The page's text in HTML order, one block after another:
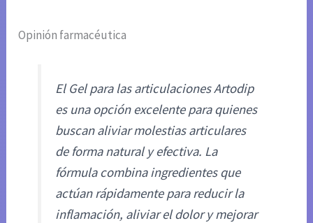
Opinión farmacéutica
El Gel para las articulaciones Artodip
es una opción excelente para quienes
buscan aliviar molestias articulares
de forma natural y efectiva. La
fórmula combina ingredientes que
actúan rápidamente para reducir la
inflamación, aliviar el dolor y mejorar